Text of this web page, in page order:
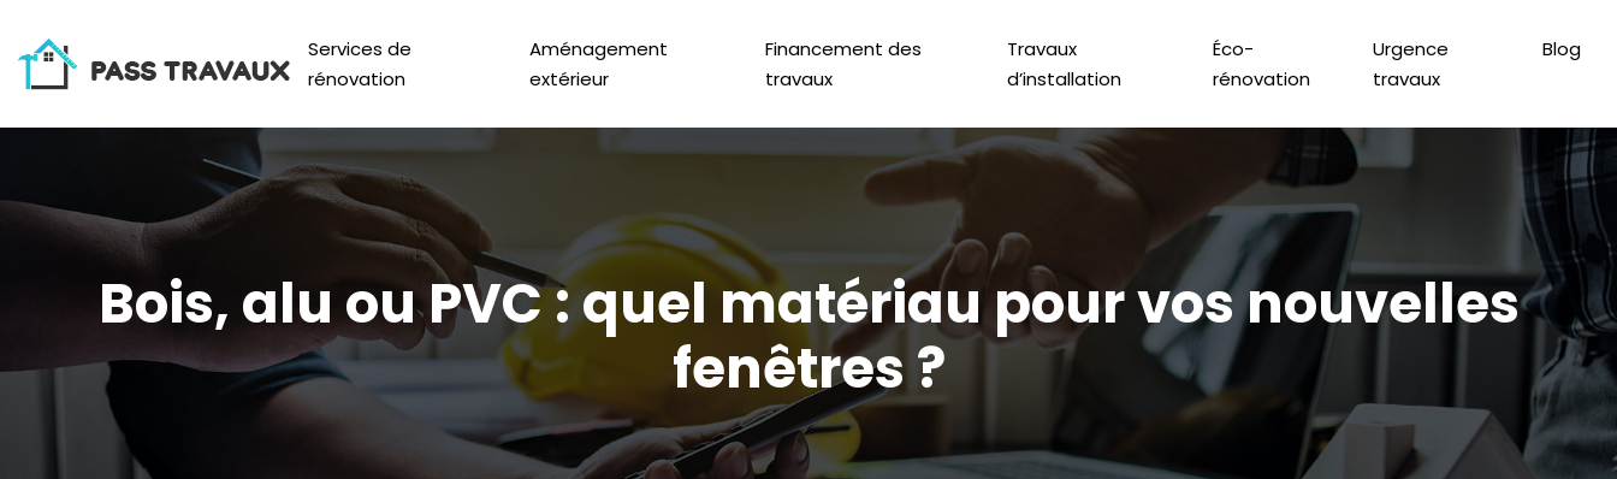
Services de
rénovation
Aménagement
extérieur
Financement des
travaux
Travaux
d’installation
Éco-
rénovation
Urgence
travaux
Blog
Bois, alu ou PVC : quel matériau pour vos nouvelles
fenêtres ?